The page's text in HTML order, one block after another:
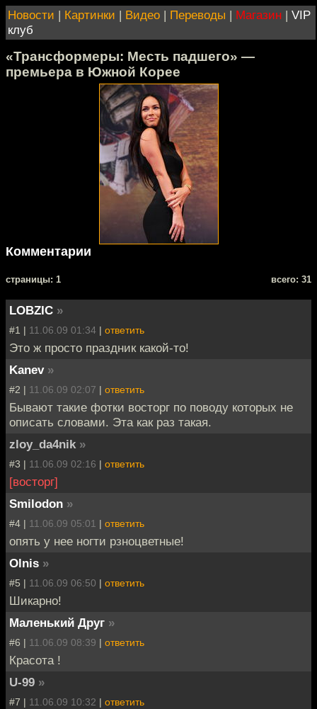
Новости | Картинки | Видео | Переводы | Магазин | VIP
клуб
«Трансформеры: Месть падшего» —
премьера в Южной Корее
Комментарии
cтраницы: 1 всего: 31
LOBZIC »
#1 | 11.06.09 01:34 | ответить
Это ж просто праздник какой-то!
Kanev »
#2 | 11.06.09 02:07 | ответить
Бывают такие фотки восторг по поводу которых не
описать словами. Эта как раз такая.
zloy_da4nik »
#3 | 11.06.09 02:16 | ответить
[восторг]
Smilodon »
#4 | 11.06.09 05:01 | ответить
опять у нее ногти рзноцветные!
Olnis »
#5 | 11.06.09 06:50 | ответить
Шикарно!
Маленький Друг »
#6 | 11.06.09 08:39 | ответить
Красота !
U-99 »
#7 | 11.06.09 10:32 | ответить